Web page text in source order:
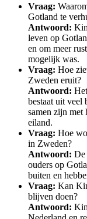
Vraag:
Gotland te
Antwoord:
leven op
en om meer
mogelijk was.
Vraag: Hoe
Zweden eruit?
Antwoord:
bestaat uit veel
samen zijn met
eiland.
Vraag: Hoe
in Zweden?
Antwoord: De
ouders op
buiten en
Vraag: Kan
blijven doen?
Antwoord: